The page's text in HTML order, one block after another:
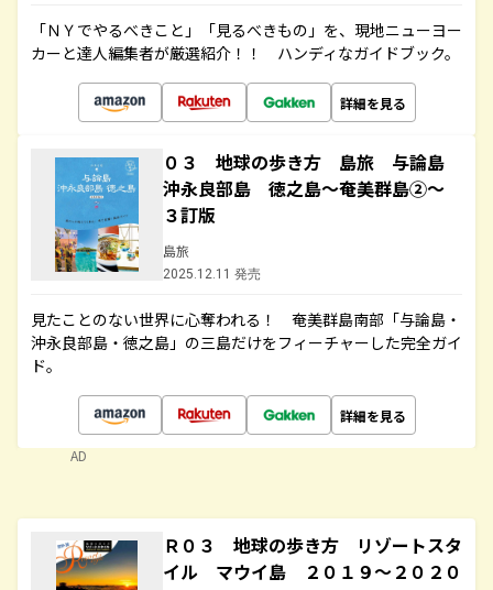
「ＮＹでやるべきこと」「見るべきもの」を、現地ニューヨー
カーと達人編集者が厳選紹介！！ ハンディなガイドブック。
詳細を見る
０３ 地球の歩き方 島旅 与論島
沖永良部島 徳之島～奄美群島②～
３訂版
島旅
2025.12.11 発売
見たことのない世界に心奪われる！ 奄美群島南部「与論島・
沖永良部島・徳之島」の三島だけをフィーチャーした完全ガイ
ド。
詳細を見る
AD
Ｒ０３ 地球の歩き方 リゾートスタ
イル マウイ島 ２０１９～２０２０